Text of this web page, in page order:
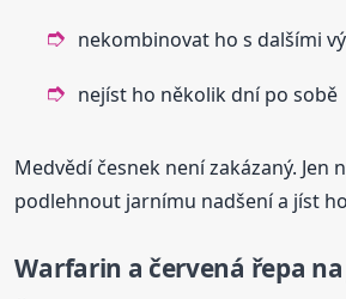
nekombinovat ho s dalšími
nejíst ho několik dní po sobě
Medvědí česnek není zakázaný. Jen
podlehnout jarnímu nadšení a jíst ho
Warfarin a červená řepa